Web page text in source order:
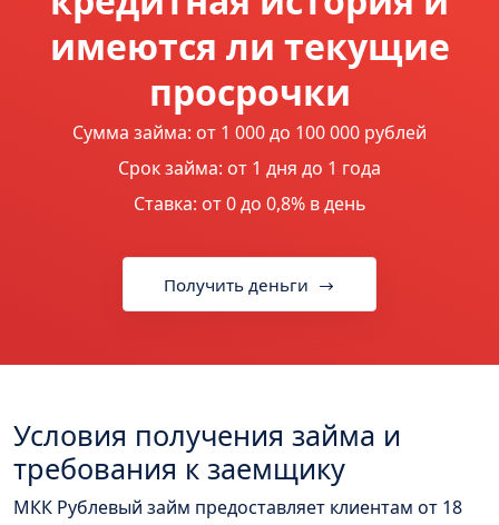
имеются ли текущие
просрочки
Сумма займа: от 1 000 до 100 000 рублей
Срок займа: от 1 дня до 1 года
Ставка: от 0 до 0,8% в день
Получить деньги
Условия получения займа и
требования к заемщику
МКК Рублевый займ предоставляет клиентам от 18